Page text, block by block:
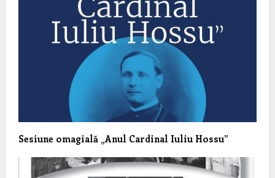
Sesiune omagială „Anul Cardinal Iuliu Hossu”